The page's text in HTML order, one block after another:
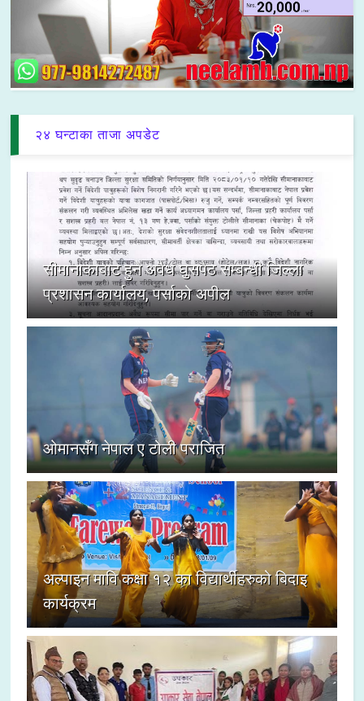
२४ घन्टाका ताजा अपडेट
सीमानाकाबाट हुने अवैध घुसपैठ सम्बन्धी जिल्ला
प्रशासन कार्यालय, पर्साको अपील
ओमानसँग नेपाल ए टोली पराजित
अल्पाइन मावि कक्षा १२ का विद्यार्थीहरुको बिदाइ
कार्यक्रम